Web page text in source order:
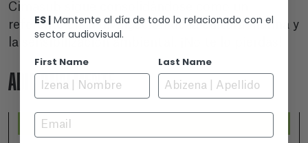
Cimasub sigue consolidándose como un
referente en la divulgación de la cultura marina y
la sensibilización ambiental. ¡No te lo pierdas!
ADICIONALMENTE
ES | Mantente al día de todo lo relacionado con el
sector audiovisual.
First Name Last Name
Email